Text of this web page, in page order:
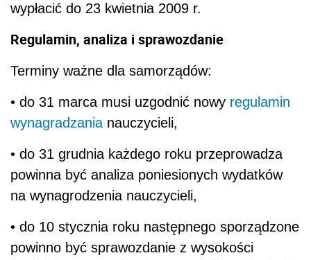
wypłacić do 23 kwietnia 2009 r.
Regulamin, analiza i sprawozdanie
Terminy ważne dla samorządów:
• do 31 marca musi uzgodnić nowy regulamin
wynagradzania nauczycieli,
• do 31 grudnia każdego roku przeprowadza
powinna być analiza poniesionych wydatków
na wynagrodzenia nauczycieli,
• do 10 stycznia roku następnego sporządzone
powinno być sprawozdanie z wysokości